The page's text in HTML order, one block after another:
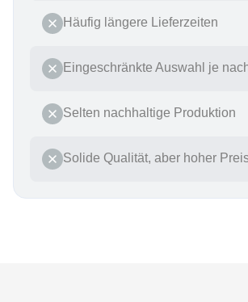
Häufig längere Lieferzeiten
Eingeschränkte Auswahl je
Selten nachhaltige Produktion
Solide Qualität, aber hoher